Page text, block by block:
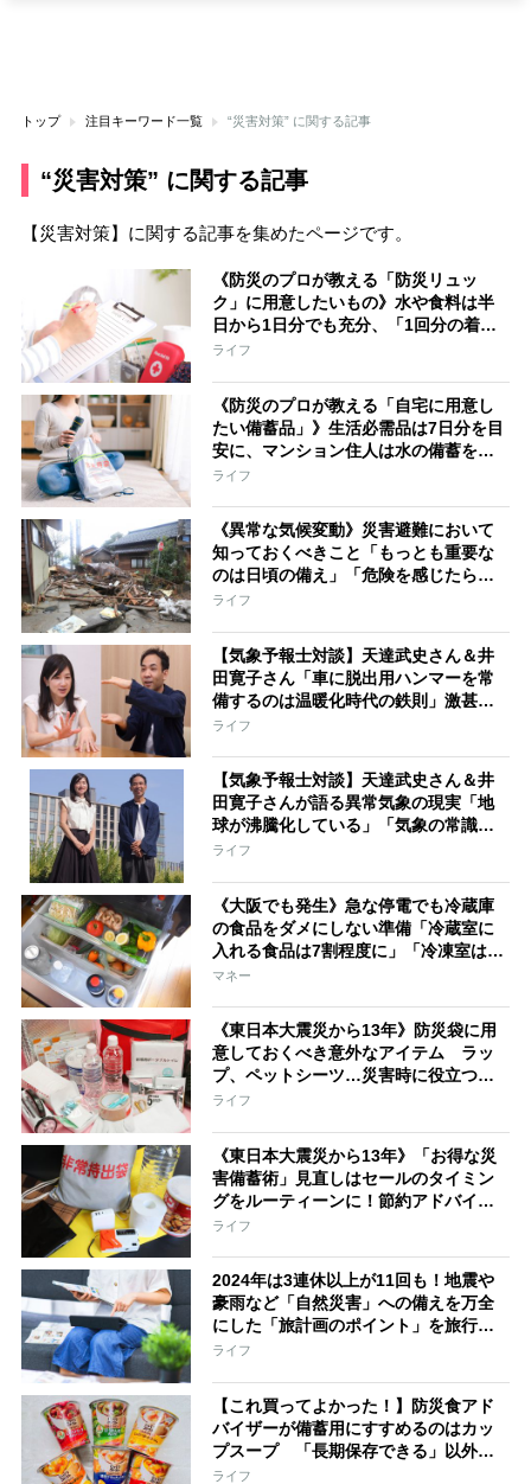
トップ 注目キーワード一覧 “災害対策” に関する記事
“災害対策” に関する記事
【災害対策】に関する記事を集めたページです。
《防災のプロが教える「防災リュッ
ク」に用意したいもの》水や食料は半
日から1日分でも充分、「1回分の着替
え」や「モバイルバッテリー」も入れ
ライフ
《防災のプロが教える「自宅に用意し
たい備蓄品」》生活必需品は7日分を目
安に、マンション住人は水の備蓄を最
優先すべき
ライフ
《異常な気候変動》災害避難において
知っておくべきこと「もっとも重要な
のは日頃の備え」「危険を感じたら早
めに避難」「長靴よりスニーカー」
ライフ
【気象予報士対談】天達武史さん＆井
田寛子さん「車に脱出用ハンマーを常
備するのは温暖化時代の鉄則」激甚化
する気象災害から命を守るためにでき
ライフ
【気象予報士対談】天達武史さん＆井
田寛子さんが語る異常気象の現実「地
球が沸騰化している」「気象の常識が
完全に変わった」
ライフ
《大阪でも発生》急な停電でも冷蔵庫
の食品をダメにしない準備「冷蔵室に
入れる食品は7割程度に」「冷凍室は隙
間なく収納」
マネー
《東日本大震災から13年》防災袋に用
意しておくべき意外なアイテム ラッ
プ、ペットシーツ…災害時に役立つ便
利アイディアなども
ライフ
《東日本大震災から13年》「お得な災
害備蓄術」見直しはセールのタイミン
グをルーティーンに！節約アドバイザ
ーが提案
ライフ
2024年は3連休以上が11回も！地震や
豪雨など「自然災害」への備えを万全
にした「旅計画のポイント」を旅行ジ
ャーナリストが伝授
ライフ
【これ買ってよかった！】防災食アド
バイザーが備蓄用にすすめるのはカッ
プスープ 「長期保存できる」以外の
大事な理由
ライフ